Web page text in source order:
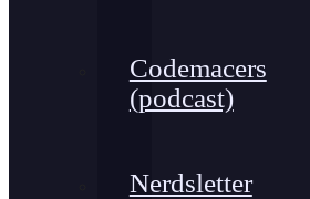
Codemacers
(podcast)
Nerdsletter